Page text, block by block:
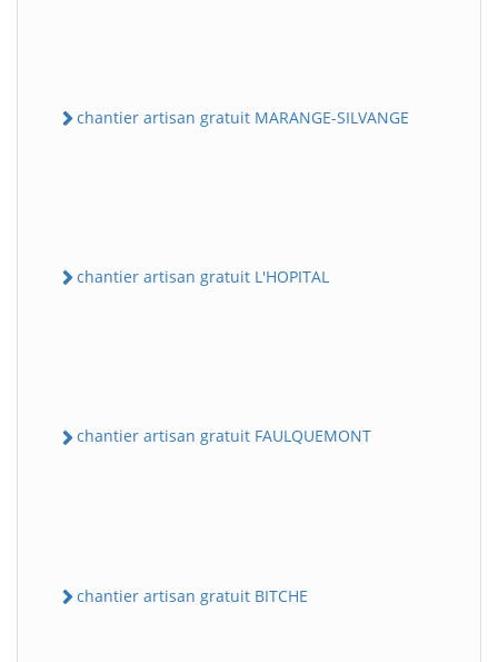
chantier artisan gratuit MARANGE-SILVANGE
chantier artisan gratuit L'HOPITAL
chantier artisan gratuit FAULQUEMONT
chantier artisan gratuit BITCHE